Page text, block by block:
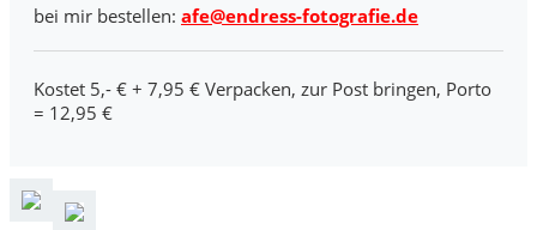
bei mir bestellen: afe@endress-fotografie.de
Kostet 5,- € + 7,95 € Verpacken, zur Post bringen, Porto
= 12,95 €